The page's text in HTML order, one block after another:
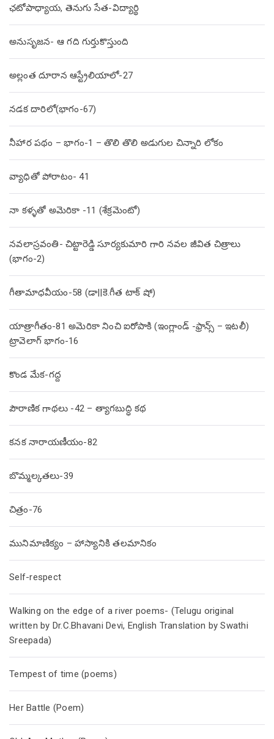
ఛటోపాధ్యాయ, తెనుగు సేత-విద్యార్థి
అనుసృజన- ఆ గది గుర్తుకొస్తుంది
అల్లంత దూరాన ఆస్ట్రేలియాలో-27
నడక దారిలో(భాగం-67)
నీహార పథం – భాగం-1 – తొలి తొలి అడుగుల చిన్నారి లోకం
వ్యాధితో పోరాటం- 41
నా కళ్ళతో అమెరికా -11 (శేక్రమెంటో)
నవలాస్రవంతి- చిట్టారెడ్డి సూర్యకుమారి గారి నవల జీవిత చిత్రాలు
(భాగం-2)
గీతామాధవీయం-58 (డా||కె.గీత టాక్ షో)
యాత్రాగీతం-81 అమెరికా నించి ఐరోపాకి (ఇంగ్లాండ్ -ఫ్రాన్స్ – ఇటలీ)
ట్రావెలాగ్ భాగం-16
కొండ మేక-గద్ద
పౌరాణిక గాథలు -42 – త్యాగబుద్ధి కథ
కనక నారాయణీయం-82
బొమ్మల్కతలు-39
చిత్రం-76
మునిమాణిక్యం – హాస్యానికి తలమానికం
Self-respect
Walking on the edge of a river poems- (Telugu original
written by Dr.C.Bhavani Devi, English Translation by Swathi
Sreepada)
Tempest of time (poems)
Her Battle (Poem)